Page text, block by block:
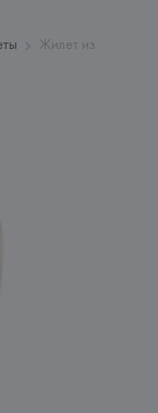
Жилет из